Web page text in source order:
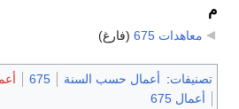
م
معاهدات 675 (فارغ)
تصنيفات: أعمال حسب السنة 675
أعمال 675